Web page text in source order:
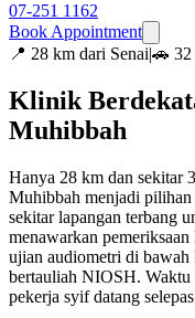
07-251 1162
Book Appointment
📍 28 km dari Senai|🚗 32
Klinik
Muhibbah
Hanya 28 km dan sekitar
Muhibbah menjadi
sekitar lapangan terbang
menawarkan
ujian audiometri di bawah
bertauliah NIOSH. Waktu
pekerja syif datang